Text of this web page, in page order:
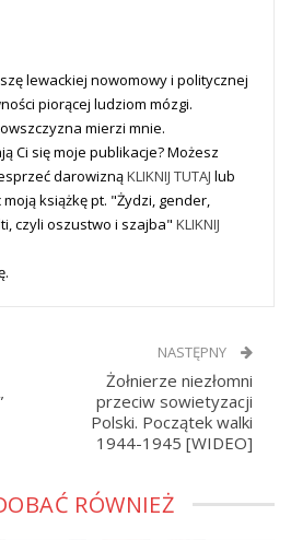
lewackiej nowomowy i politycznej
piorącej ludziom mózgi.
mierzi mnie.
Ci się moje publikacje? Możesz
darowiznąKLIKNIJ TUTAJ lub
książkę pt. "Żydzi, gender,
czyli oszustwo i szajba" KLIKNIJ
NASTĘPNY
Żołnierze niezłomni
przeciw sowietyzacji
Polski. Początek walki
1944-1945 [WIDEO]
RÓWNIEŻ